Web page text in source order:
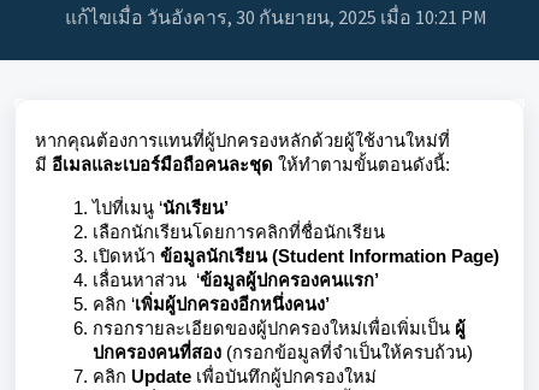
แก้ไขเมื่อ วันอังคาร, 30 กันยายน, 2025 เมื่อ 10:21 PM
หากคุณต้องการแทนที่ผู้ปกครองหลักด้วยผู้ใช้งานใหม่ที่
มี อีเมลและเบอร์มือถือคนละชุด ให้ทำตามขั้นตอนดังนี้:
ไปที่เมนู ‘นักเรียน’
เลือกนักเรียนโดยการคลิกที่ชื่อนักเรียน
เปิดหน้า ข้อมูลนักเรียน (Student Information Page)
เลื่อนหาส่วน ‘ข้อมูลผู้ปกครองคนแรก’
คลิก ‘เพิ่มผู้ปกครองอีกหนึ่งคนง’
กรอกรายละเอียดของผู้ปกครองใหม่เพื่อเพิ่มเป็น ผู้
ปกครองคนที่สอง (กรอกข้อมูลที่จำเป็นให้ครบถ้วน)
คลิก Update เพื่อบันทึกผู้ปกครองใหม่